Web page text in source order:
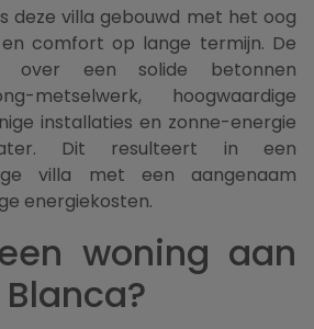
deze villa gebouwd met het oog
comfort op lange termijn. De
over een solide betonnen
metselwerk, hoogwaardige
installaties en zonne-energie
Dit resulteert in een
villa met een aangenaam
energiekosten.
woning aan